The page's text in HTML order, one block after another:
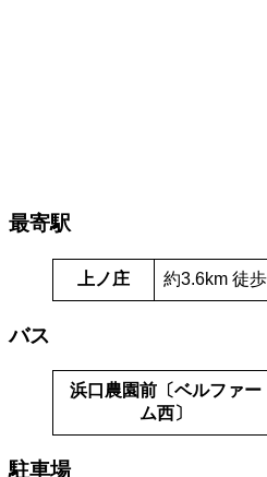
最寄駅
上ノ庄 約3.6km 徒
バス
浜口農園前〔ベルファー
ム西〕
駐車場